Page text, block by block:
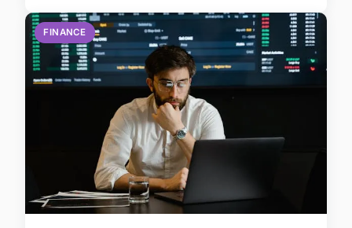
FINANCE